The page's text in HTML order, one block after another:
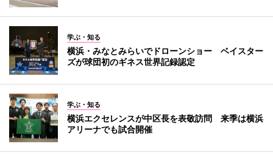
学ぶ・知る
横浜・みなとみらいでドローンショー ベイスター
ズが球団初のギネス世界記録認定
学ぶ・知る
横浜エクセレンスが中区長を表敬訪問 来季は横浜
アリーナでも試合開催